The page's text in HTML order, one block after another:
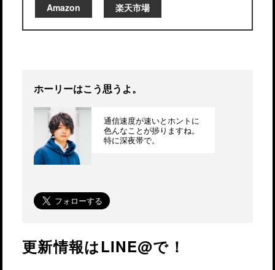
Amazon 楽天市場
ホーリーはこう思うよ。
通信速度が速いとホントに
色んなことが捗りますね。
特に深夜帯で。
更新情報はLINE@で！